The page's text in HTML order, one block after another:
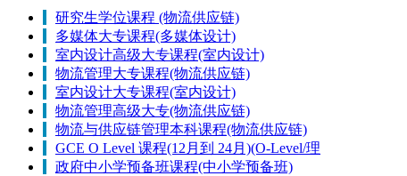
研究生学位课程 (物流供应链)
多媒体大专课程(多媒体设计)
室内设计高级大专课程(室内设计)
物流管理大专课程(物流供应链)
室内设计大专课程(室内设计)
物流管理高级大专(物流供应链)
物流与供应链管理本科课程(物流供应链)
GCE O Level 课程(12月到 24月)(O-Level/理
政府中小学预备班课程(中小学预备班)